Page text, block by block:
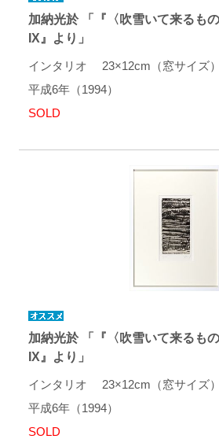
加納光於 「『〈吹雪いて来るも
IX』より」
インタリオ 23×12cm（窓サイ
平成6年（1994）
SOLD
加納光於 「『〈吹雪いて来るも
IX』より」
インタリオ 23×12cm（窓サイ
平成6年（1994）
SOLD